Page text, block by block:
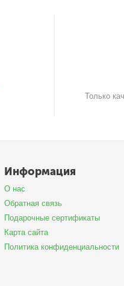
Только
Информация
О нас
Обратная связь
Подарочные сертификаты
Карта сайта
Политика конфиденциальности